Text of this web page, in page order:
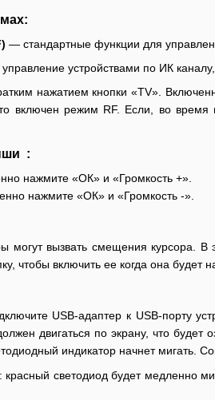
— стандартные функции для
устройствами по ИК
нажатием кнопки «TV».
включен режим RF. Если, во
:
нажмите «ОК» и «Громкость +».
нажмите «ОК» и «Громкость -».
могут вызвать смещения курсора.
чтобы включить ее когда она будет
USB-адаптер к USB-порту
двигаться по экрану, что
индикатор начнет мигать.
светодиод будет медленно